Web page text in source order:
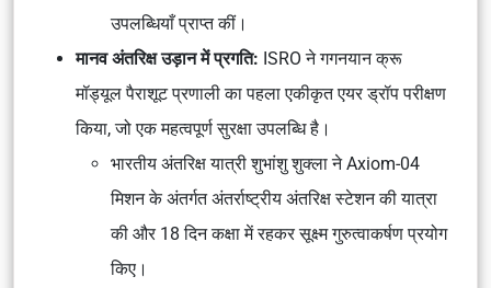
उपलब्धियाँ प्राप्त कीं।
मानव अंतरिक्ष उड़ान में प्रगति: ISRO ने गगनयान क्रू
मॉड्यूल पैराशूट प्रणाली का पहला एकीकृत एयर ड्रॉप परीक्षण
किया, जो एक महत्वपूर्ण सुरक्षा उपलब्धि है।
भारतीय अंतरिक्ष यात्री शुभांशु शुक्ला ने Axiom-04
मिशन के अंतर्गत अंतर्राष्ट्रीय अंतरिक्ष स्टेशन की यात्रा
की और 18 दिन कक्षा में रहकर सूक्ष्म गुरुत्वाकर्षण प्रयोग
किए।